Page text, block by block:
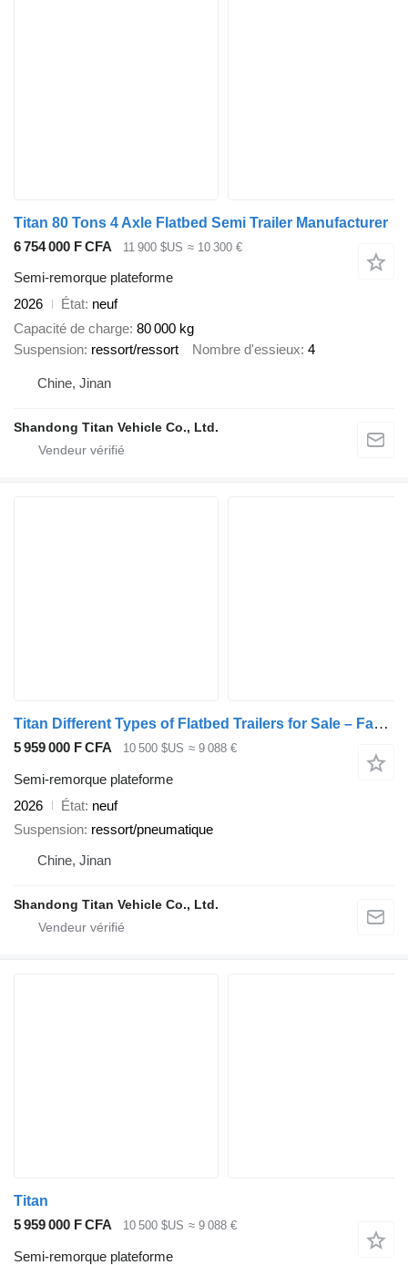
Titan 80 Tons 4 Axle Flatbed Semi Trailer Manufacturer
6 754 000 F CFA
11 900 $US ≈ 10 300 €
Semi-remorque plateforme
2026
État neuf
Capacité de charge 80 000 kg
Suspension ressort/ressort Nombre d'essieux 4
Chine, Jinan
Shandong Titan Vehicle Co., Ltd.
Titan Different Types of Flatbed Trailers for Sale – Factory Direct
5 959 000 F CFA 10 500 $US ≈ 9 088 €
Semi-remorque plateforme
2026
État neuf
Suspension ressort/pneumatique
Chine, Jinan
Shandong Titan Vehicle Co., Ltd.
Titan
5 959 000 F CFA
10 500 $US ≈ 9 088 €
Semi-remorque plateforme